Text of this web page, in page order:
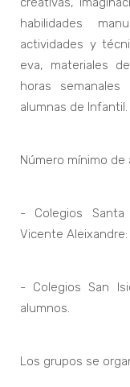
habilidades
actividades y
eva, materiales
horas
alumnas de Infantil.
Número mínimo de
- Colegios Santa
Vicente
- Colegios San
alumnos.
Los grupos se